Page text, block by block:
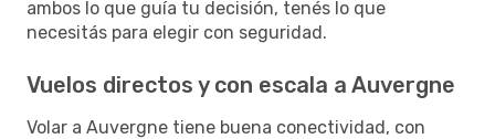
ambos lo que guía tu decisión, tenés lo que
necesitás para elegir con seguridad.
Vuelos directos y con escala a Auvergne
Volar a Auvergne tiene buena conectividad, con